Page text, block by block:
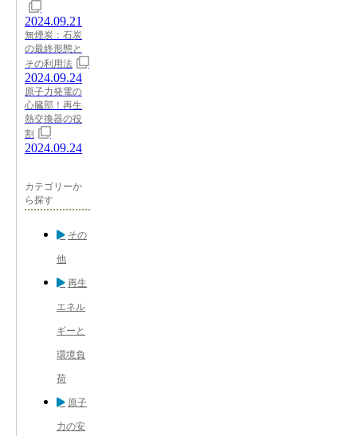
2024.09.21
無煙炭：石炭
の最終形態と
その利用法
2024.09.24
原子力発電の
心臓部！再生
熱交換器の役
割
2024.09.24
カテゴリーか
ら探す
その
他
再生
エネル
ギーと
環境負
荷
原子
力の安